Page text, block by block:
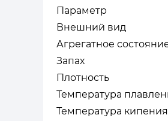
Параметр
Внешний вид
Агрегатное
Запах
Плотность
Температура
Температура кипения